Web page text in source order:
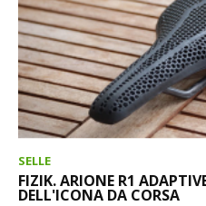
SELLE
FIZIK. ARIONE R1
DELL'ICONA DA CORSA